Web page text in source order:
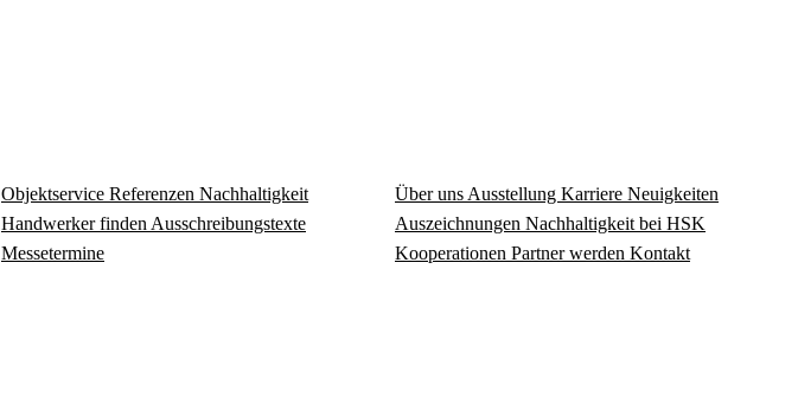
Objektservice Referenzen Nachhaltigkeit
Handwerker findenAusschreibungstexte
Messetermine
Über unsAusstellung Karriere Neuigkeiten
Auszeichnungen Nachhaltigkeit bei HSK
Kooperationen Partner werden Kontakt